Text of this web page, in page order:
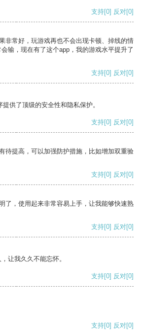
支持[0] 反对[0]
非常好，玩游戏再也不会出现卡顿、掉线的情
输，现在有了这个app，我的游戏水平提升了
支持[0] 反对[0]
供了顶级的安全性和隐私保护。
支持[0] 反对[0]
待提高，可以加强防护措施，比如增加双重验
支持[0] 反对[0]
了，使用起来非常容易上手，让我能够快速熟
支持[0] 反对[0]
让我久久不能忘怀。
支持[0] 反对[0]
支持[0] 反对[0]